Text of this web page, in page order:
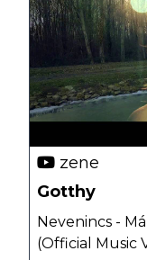
zene
Gotthy
Nevenincs -
(Official Music